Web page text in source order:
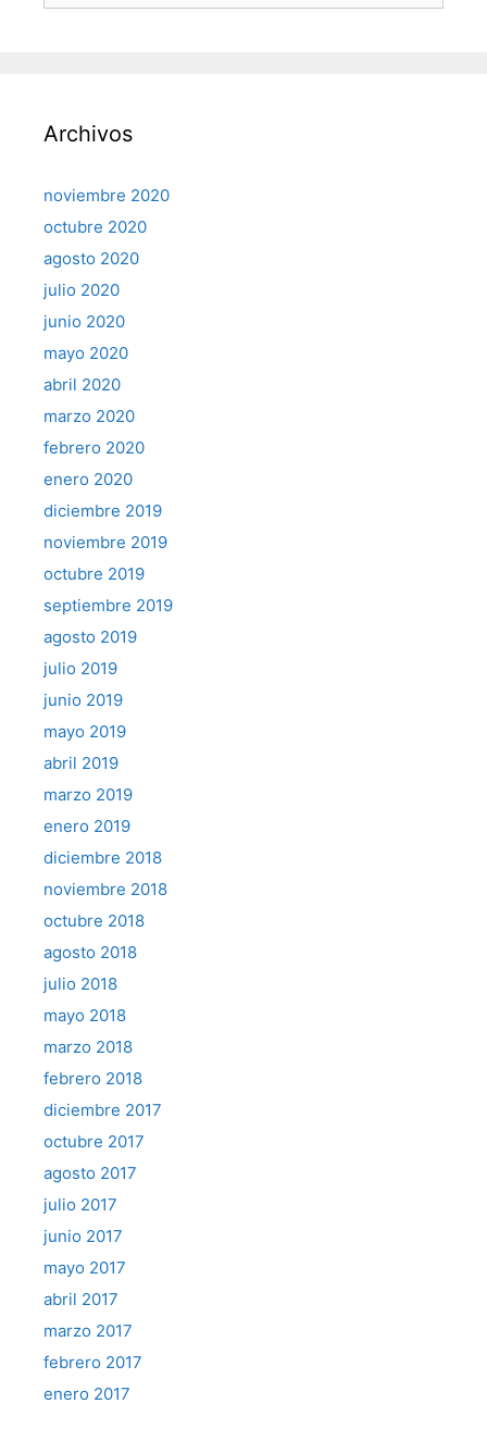
Archivos
noviembre 2020
octubre 2020
agosto 2020
julio 2020
junio 2020
mayo 2020
abril 2020
marzo 2020
febrero 2020
enero 2020
diciembre 2019
noviembre 2019
octubre 2019
septiembre 2019
agosto 2019
julio 2019
junio 2019
mayo 2019
abril 2019
marzo 2019
enero 2019
diciembre 2018
noviembre 2018
octubre 2018
agosto 2018
julio 2018
mayo 2018
marzo 2018
febrero 2018
diciembre 2017
octubre 2017
agosto 2017
julio 2017
junio 2017
mayo 2017
abril 2017
marzo 2017
febrero 2017
enero 2017